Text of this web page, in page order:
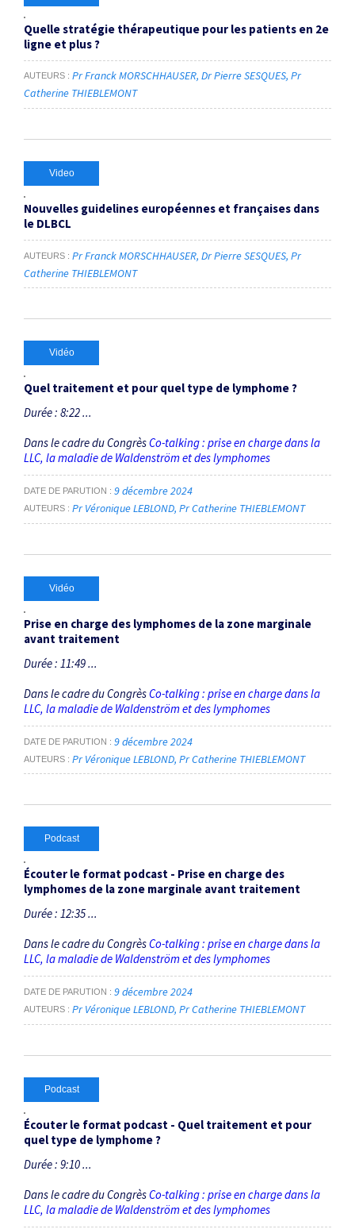
Quelle stratégie thérapeutique pour les patients en 2e
ligne et plus ?
AUTEURS Pr Franck MORSCHHAUSER Dr Pierre SESQUES Pr
Catherine THIEBLEMONT
Video
Nouvelles guidelines européennes et françaises dans
le DLBCL
AUTEURS Pr Franck MORSCHHAUSER Dr Pierre SESQUES Pr
Catherine THIEBLEMONT
Vidéo
Quel traitement et pour quel type de lymphome ?
Durée : 8:22 ...
Dans le cadre du CongrèsCo-talking : prise en charge dans la
LLC, la maladie de Waldenström et des lymphomes
DATE DE PARUTION 9 décembre 2024
AUTEURS Pr Véronique LEBLOND Pr Catherine THIEBLEMONT
Vidéo
Prise en charge des lymphomes de la zone marginale
avant traitement
Durée : 11:49 ...
Dans le cadre du CongrèsCo-talking : prise en charge dans la
LLC, la maladie de Waldenström et des lymphomes
DATE DE PARUTION 9 décembre 2024
AUTEURS Pr Véronique LEBLOND Pr Catherine THIEBLEMONT
Podcast
Écouter le format podcast - Prise en charge des
lymphomes de la zone marginale avant traitement
Durée : 12:35 ...
Dans le cadre du CongrèsCo-talking : prise en charge dans la
LLC, la maladie de Waldenström et des lymphomes
DATE DE PARUTION 9 décembre 2024
AUTEURS Pr Véronique LEBLOND Pr Catherine THIEBLEMONT
Podcast
Écouter le format podcast - Quel traitement et pour
quel type de lymphome ?
Durée : 9:10 ...
Dans le cadre du CongrèsCo-talking : prise en charge dans la
LLC, la maladie de Waldenström et des lymphomes